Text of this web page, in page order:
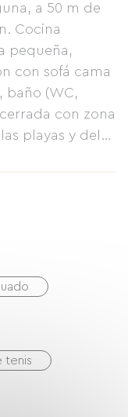
a 50 m de
Cocina
pequeña,
con sofá cama
baño (WC,
con zona
playas y del
para una
tenis